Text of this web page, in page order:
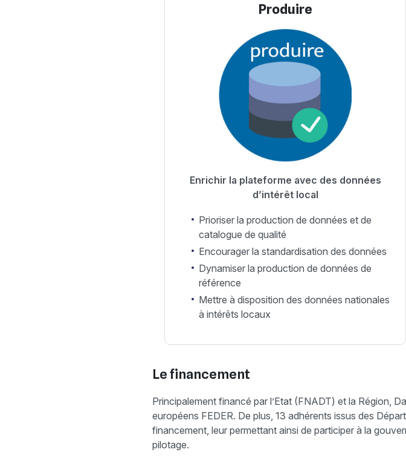
Produire
Enrichir la plateforme avec des données
d’intérêt local
Prioriser la production de données et de
catalogue de qualité
Encourager la standardisation des données
Dynamiser la production de données de
référence
Mettre à disposition des données nationales
à intérêts locaux
Le financement
Principalement financé par l’Etat (FNADT) et la Région,
européens FEDER. De plus, 13 adhérents issus des
financement, leur permettant ainsi de participer à la
pilotage.